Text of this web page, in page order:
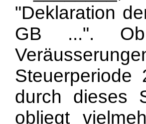
"Deklaration
GB ...". Ob
durch dieses
obliegt